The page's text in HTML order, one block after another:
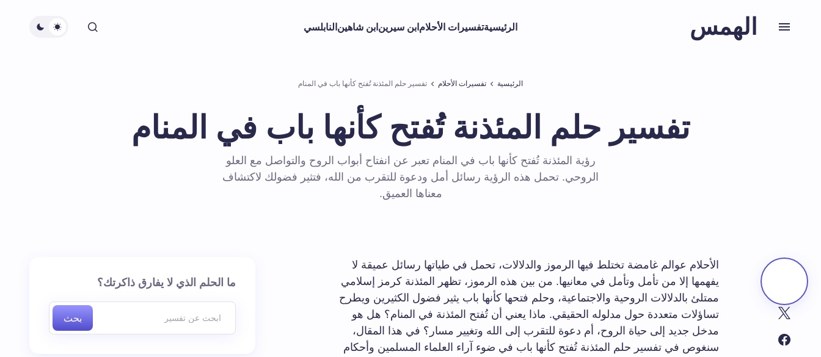
الهمس الرئيسيةتفسيرات الأحلام ابن سيرين ابن شاهين النابلسي
الرئيسية تفسيرات الأحلام تفسير حلم المئذنة تُفتح كأنها باب في المنام
تفسير حلم المئذنة تُفتح كأنها باب في المنام
رؤية المئذنة تُفتح كأنها باب في المنام تعبر عن انفتاح أبواب الروح والتواصل مع العلو
الروحي. تحمل هذه الرؤية رسائل أمل ودعوة للتقرب من الله، فتثير فضولك لاكتشاف
معناها العميق.
الأحلام عوالم غامضة تختلط فيها الرموز والدلالات، تحمل في طياتها رسائل عميقة لا
يفهمها إلا من تأمل وتأمل في معانيها. من بين هذه الرموز، تظهر المئذنة كرمز إسلامي
ممتلئ بالدلالات الروحية والاجتماعية، وحلم فتحها كأنها باب يثير فضول الكثيرين ويطرح
تساؤلات متعددة حول مدلوله الحقيقي. ماذا يعني أن تُفتح المئذنة في المنام؟ هل هو
مدخل جديد إلى حياة الروح، أم دعوة للتقرب إلى الله وتغيير مسار؟ في هذا المقال،
سنغوص في تفسير حلم المئذنة تُفتح كأنها باب في ضوء آراء العلماء المسلمين وأحكام
ما الحلم الذي لا يفارق ذاكرتك؟
بحث